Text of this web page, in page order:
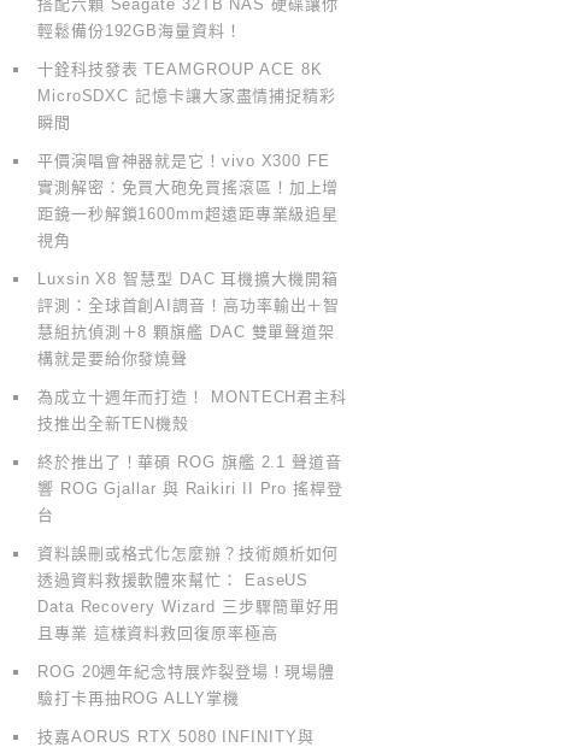
搭配六顆 Seagate 32TB NAS 硬碟讓你
輕鬆備份192GB海量資料！
十銓科技發表 TEAMGROUP ACE 8K
MicroSDXC 記憶卡讓大家盡情捕捉精彩
瞬間
平價演唱會神器就是它！vivo X300 FE
實測解密：免買大砲免買搖滾區！加上增
距鏡一秒解鎖1600mm超遠距專業級追星
視角
Luxsin X8 智慧型 DAC 耳機擴大機開箱
評測：全球首創AI調音！高功率輸出＋智
慧組抗偵測＋8 顆旗艦 DAC 雙單聲道架
構就是要給你發燒聲
為成立十週年而打造！ MONTECH君主科
技推出全新TEN機殼
終於推出了！華碩 ROG 旗艦 2.1 聲道音
響 ROG Gjallar 與 Raikiri II Pro 搖桿登
台
資料誤刪或格式化怎麼辦？技術頗析如何
透過資料救援軟體來幫忙： EaseUS
Data Recovery Wizard 三步驟簡單好用
且專業 這樣資料救回復原率極高
ROG 20週年紀念特展炸裂登場！現場體
驗打卡再抽ROG ALLY掌機
技嘉AORUS RTX 5080 INFINITY與